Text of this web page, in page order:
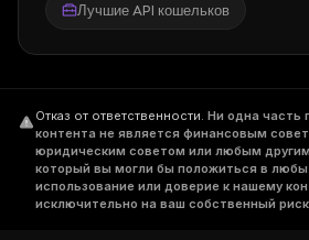
Лучшие API кошельков
Отказ от ответственности. Ни одна часть
контента не является финансовым
юридическим советом или любым
который вы могли бы положиться в
использование или доверие к нашему
исключительно на ваш собственный